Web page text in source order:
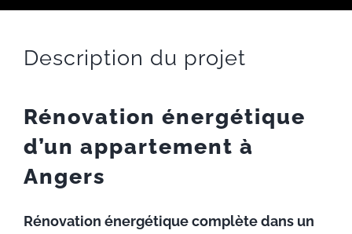
Description du projet
Rénovation énergétique
d’un appartement à
Angers
Rénovation énergétique complète dans un